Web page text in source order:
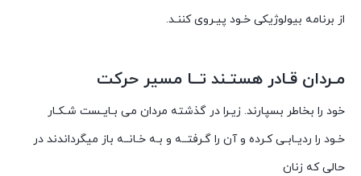
از برنامه بیولوژیکی خـود پیـروی کننـد.
مـردان قـادر هستـند تــا مسیر حرکت
خود را بخاطر بسپارند. زیـرا در گذشته مردان می بـایـست شـکـار
خـود را ردیـابـی کـرده و آن را گـرفتــه و بـه خـانــه باز میگرداندند در
حالی که زنان